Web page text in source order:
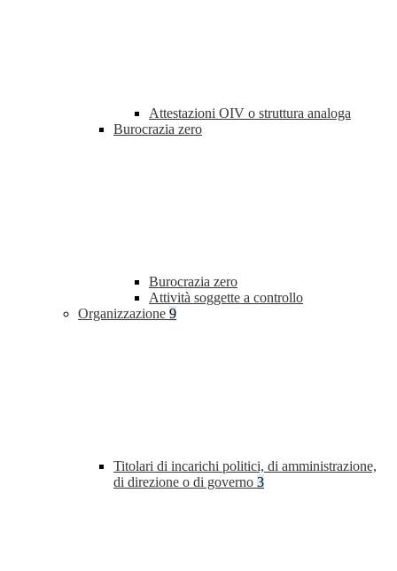
Attestazioni OIV o struttura analoga
Burocrazia zero
Burocrazia zero
Attività soggette a controllo
Organizzazione 9
Titolari di incarichi politici, di amministrazione,
di direzione o di governo 3